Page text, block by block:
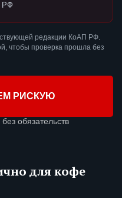
РФ
редакции КоАП РФ.
чтобы проверка прошла без
РИСКУЮ
обязательств
для кофе